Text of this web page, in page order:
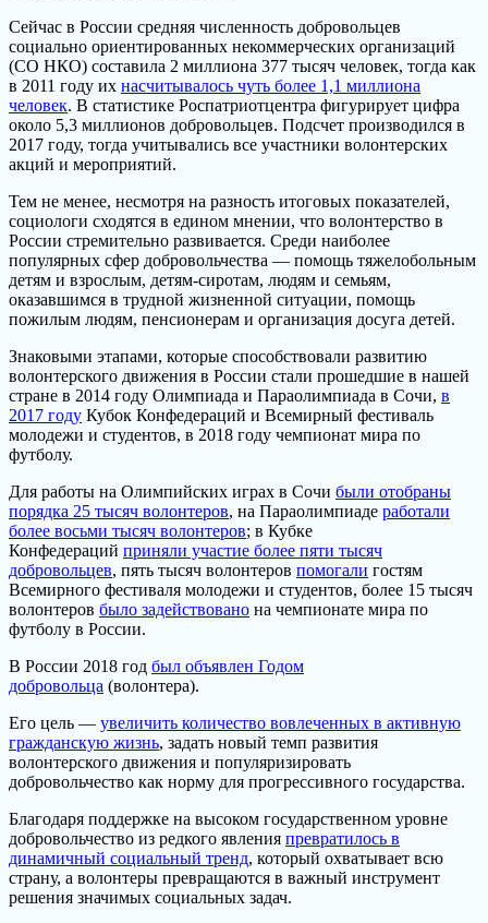
Сейчас в России средняя численность добровольцев
социально ориентированных некоммерческих организаций
(СО НКО) составила 2 миллиона 377 тысяч человек, тогда как
в 2011 году их насчитывалось чуть более 1,1 миллиона
человек. В статистике Роспатриотцентра фигурирует цифра
около 5,3 миллионов добровольцев. Подсчет производился в
2017 году, тогда учитывались все участники волонтерских
акций и мероприятий.
Тем не менее, несмотря на разность итоговых показателей,
социологи сходятся в едином мнении, что волонтерство в
России стремительно развивается. Среди наиболее
популярных сфер добровольчества — помощь тяжелобольным
детям и взрослым, детям-сиротам, людям и семьям,
оказавшимся в трудной жизненной ситуации, помощь
пожилым людям, пенсионерам и организация досуга детей.
Знаковыми этапами, которые способствовали развитию
волонтерского движения в России стали прошедшие в нашей
стране в 2014 году Олимпиада и Параолимпиада в Сочи, в
2017 году Кубок Конфедераций и Всемирный фестиваль
молодежи и студентов, в 2018 году чемпионат мира по
футболу.
Для работы на Олимпийских играх в Сочи были отобраны
порядка 25 тысяч волонтеров, на Параолимпиаде работали
более восьми тысяч волонтеров; в Кубке
Конфедераций приняли участие более пяти тысяч
добровольцев, пять тысяч волонтеров помогали гостям
Всемирного фестиваля молодежи и студентов, более 15 тысяч
волонтеров было задействовано на чемпионате мира по
футболу в России.
В России 2018 год был объявлен Годом
добровольца (волонтера).
Его цель — увеличить количество вовлеченных в активную
гражданскую жизнь, задать новый темп развития
волонтерского движения и популяризировать
добровольчество как норму для прогрессивного государства.
Благодаря поддержке на высоком государственном уровне
добровольчество из редкого явления превратилось в
динамичный социальный тренд, который охватывает всю
страну, а волонтеры превращаются в важный инструмент
решения значимых социальных задач.